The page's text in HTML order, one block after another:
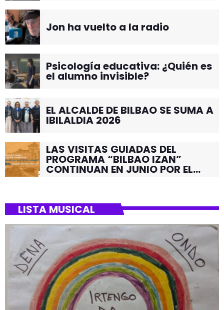
Jon ha vuelto a la radio
Psicología educativa: ¿Quién es
el alumno invisible?
EL ALCALDE DE BILBAO SE SUMA A
IBILALDIA 2026
LAS VISITAS GUIADAS DEL
PROGRAMA “BILBAO IZAN”
CONTINUAN EN JUNIO POR EL
LISTA MUSICAL